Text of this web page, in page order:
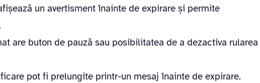
un avertisment înainte de expirare și permite
are buton de pauză sau posibilitatea de a dezactiva rularea
pot fi prelungite printr-un mesaj înainte de expirare.